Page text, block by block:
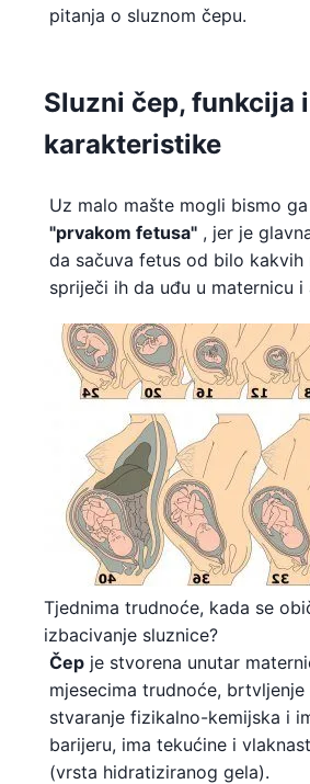
pitanja o sluznom čepu.
Sluzni čep, funkcija i
karakteristike
Uz malo mašte mogli bismo
"prvakom fetusa" , jer je
da sačuva fetus od bilo kakvih
spriječi ih da uđu u maternicu i
Tjednima trudnoće, kada se
izbacivanje sluznice?
Čep je stvorena unutar
mjesecima trudnoće,
stvaranje fizikalno-kemijska i
barijeru, ima tekućine i
(vrsta hidratiziranog gela).